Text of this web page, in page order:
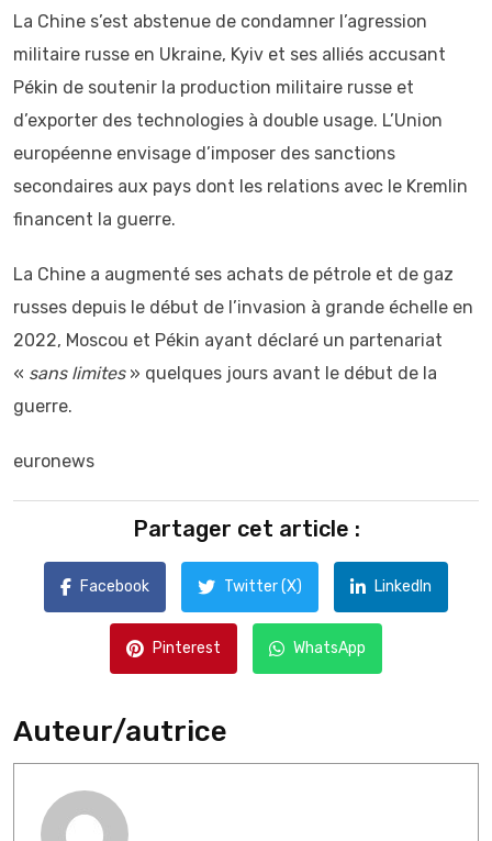
La Chine s’est abstenue de condamner l’agression
militaire russe en Ukraine, Kyiv et ses alliés accusant
Pékin de soutenir la production militaire russe et
d’exporter des technologies à double usage. L’Union
européenne envisage d’imposer des sanctions
secondaires aux pays dont les relations avec le Kremlin
financent la guerre.
La Chine a augmenté ses achats de pétrole et de gaz
russes depuis le début de l’invasion à grande échelle en
2022, Moscou et Pékin ayant déclaré un partenariat
« sans limites» quelques jours avant le début de la
guerre.
euronews
Partager cet article :
Facebook Twitter (X) LinkedIn
Pinterest WhatsApp
Auteur/autrice